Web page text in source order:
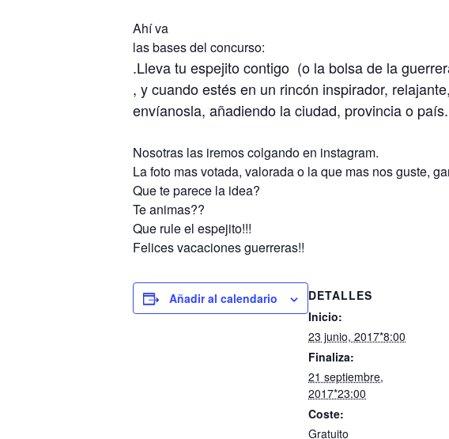
​A​hí va
​las bases del concurso:
.Lleva tu espejitocontigo ​ (o la bolsa de la
, y cuando estés en un rincón inspirador,
envíanosla, añadiendo la ciudad, provincia o país.
Nosotras las iremos colgando en instagram.
La foto mas votada, valorada o la que mas nos guste,
Que te parece la idea?
Te animas??
Que rule el espejito!!!
Felices vacaciones guerreras!!
Añadir al calendario
DETALLES
Inicio:
23 junio, 2017*8:00
Finaliza:
21 septiembre,
2017*23:00
Coste:
Gratuito